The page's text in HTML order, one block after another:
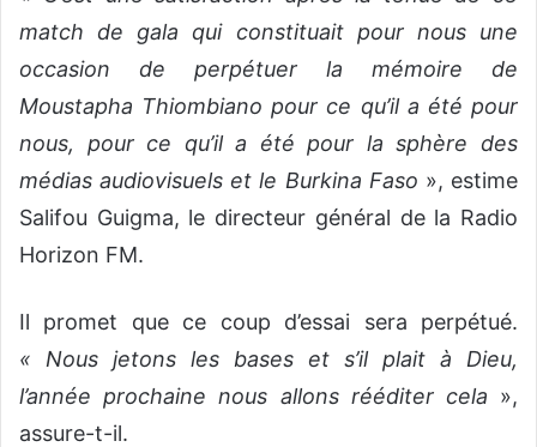
match de gala qui constituait pour nous une
occasion de perpétuer la mémoire de
Moustapha Thiombiano pour ce qu’il a été pour
nous, pour ce qu’il a été pour la sphère des
médias audiovisuels et le Burkina Faso », estime
Salifou Guigma, le directeur général de la Radio
Horizon FM.
Il promet que ce coup d’essai sera perpétué.
« Nous jetons les bases et s’il plait à Dieu,
l’année prochaine nous allons rééditer cela »,
assure-t-il.